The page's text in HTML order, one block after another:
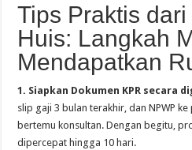
Tips Praktis
Huis: Langkah
Mendapatkan
1. Siapkan Dokumen KPR secara
slip gaji 3 bulan terakhir, dan NPWP
bertemu konsultan. Dengan begitu,
dipercepat hingga 10 hari.